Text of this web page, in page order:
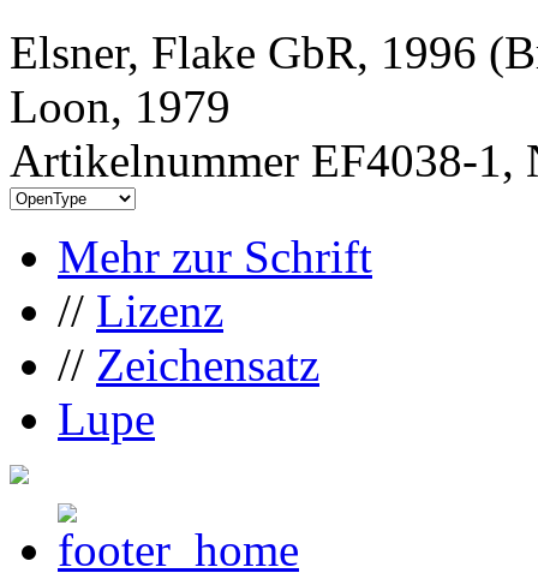
Elsner, Flake GbR, 1996
Loon, 1979
Artikelnummer EF4038-1,
Mehr zur Schrift
// Lizenz
// Zeichensatz
Lupe